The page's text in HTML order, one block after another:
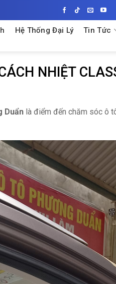
Hệ Thống Đại Lý Tin Tức
NHIỆT
Duẩnlà điểm đến chăm sóc ô